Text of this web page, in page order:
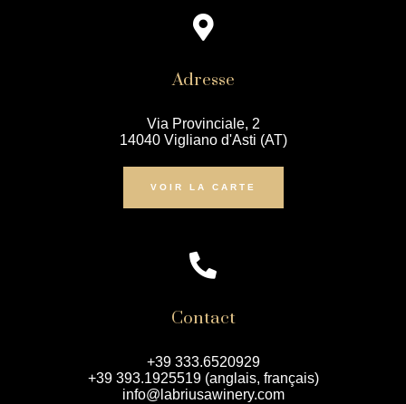
Adresse
Via Provinciale, 2
14040 Vigliano d'Asti (AT)
VOIR LA CARTE
Contact
+39 333.6520929
+39 393.1925519 (anglais, français)
info@labriusawinery.com